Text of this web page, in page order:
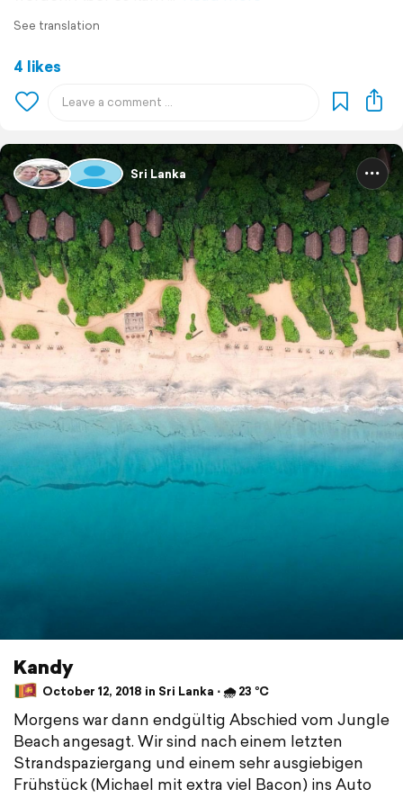
See translation
4 likes
Sri Lanka
Kandy
October 12, 2018 in Sri Lanka ⋅ 🌧 23 °C
Morgens war dann endgültig Abschied vom Jungle
Beach angesagt. Wir sind nach einem letzten
Strandspaziergang und einem sehr ausgiebigen
Frühstück (Michael mit extra viel Bacon) ins Auto